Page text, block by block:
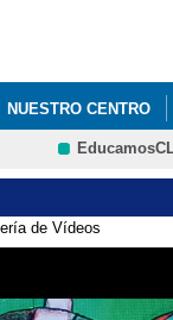
NUESTRO CENTRO
BANDA SONORA
de Vídeos